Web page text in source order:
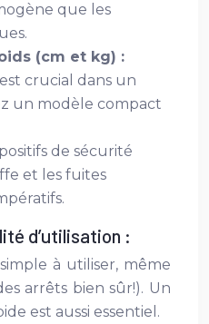
que les
(cm et kg) :
crucial dans un
un modèle compact
de sécurité
et les fuites
d’utilisation :
à utiliser, même
arrêts bien sûr!). Un
est aussi essentiel.